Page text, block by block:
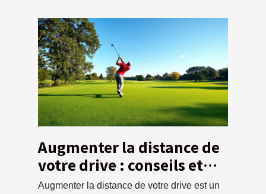
Augmenter la distance de
votre drive : conseils et
techniques
Augmenter la distance de votre drive est un